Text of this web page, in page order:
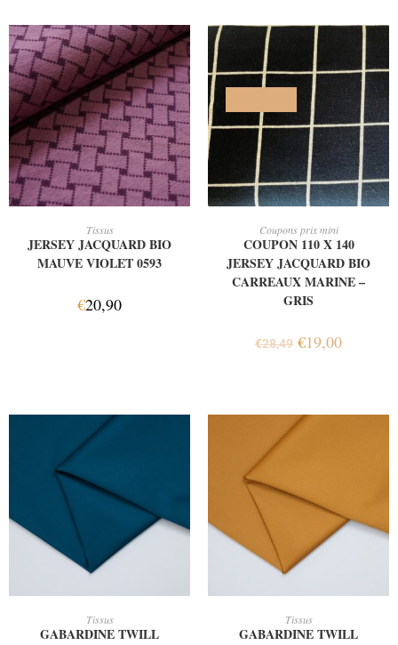
Tissus
JERSEY JACQUARD BIO
MAUVE VIOLET 0593
€20,90
Coupons prix mini
COUPON 110 X 140
JERSEY JACQUARD BIO
CARREAUX MARINE –
GRIS
€28,49 €19,00
Tissus
GABARDINE TWILL
Tissus
GABARDINE TWILL